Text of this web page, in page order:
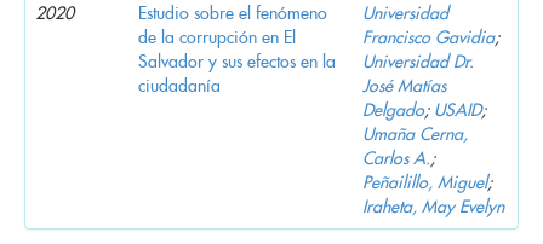
2020
Estudio sobre el fenómeno
de la corrupción en El
Salvador y sus efectos en la
ciudadanía
Universidad
Francisco Gavidia;
Universidad Dr.
José Matías
Delgado; USAID;
Umaña Cerna,
Carlos A.;
Peñailillo, Miguel;
Iraheta, May Evelyn